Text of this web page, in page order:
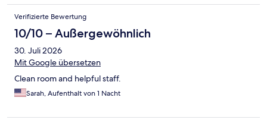
Verifizierte Bewertung
10/10 – Außergewöhnlich
30. Juli 2026
Mit Google übersetzen
Clean room and helpful staff.
Sarah, Aufenthalt von 1 Nacht